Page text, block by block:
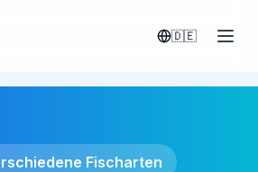
🇩🇪
Fischarten